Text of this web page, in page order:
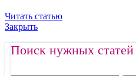
Читать статью
Закрыть
Поиск нужных статей